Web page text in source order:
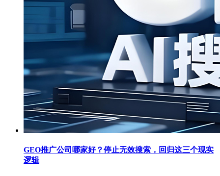
GEO推广公司哪家好？停止无效搜索，回归这三个现实
逻辑